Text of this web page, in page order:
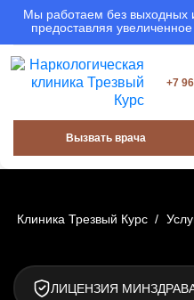
Мы работаем без выходных
предоставляя
+7
Вызвать врача
Клиника Трезвый Курс /
ЛИЦЕНЗИЯ